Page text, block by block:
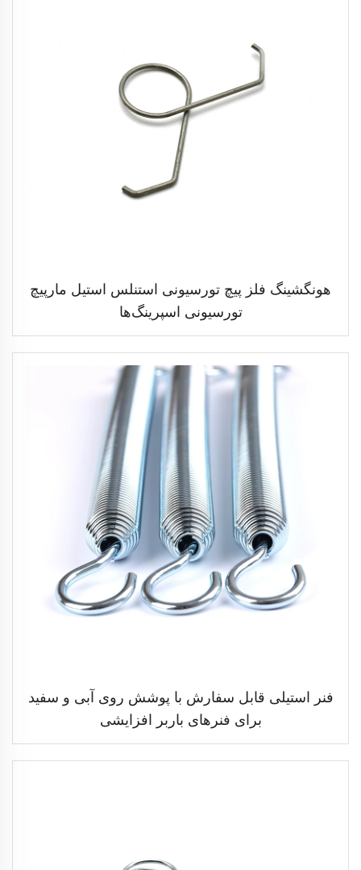
هونگشینگ فلز پیچ تورسیونی استنلس استیل مارپیچ
تورسیونی اسپرینگ‌ها
فنر استیلی قابل سفارش با پوشش روی آبی و سفید
برای فنرهای باربر افزایشی